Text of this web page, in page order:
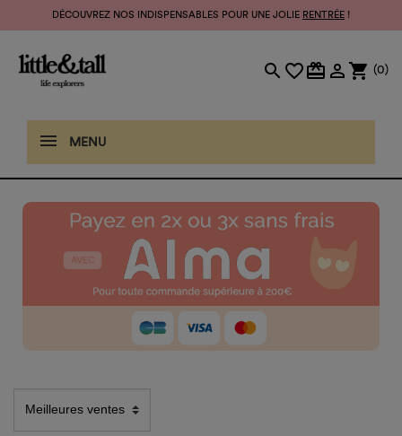
DÉCOUVREZ NOS INDISPENSABLES POUR UNE JOLIE RENTRÉE !
search favorite_bordercard_giftcard  shopping_cart (0)
MENU